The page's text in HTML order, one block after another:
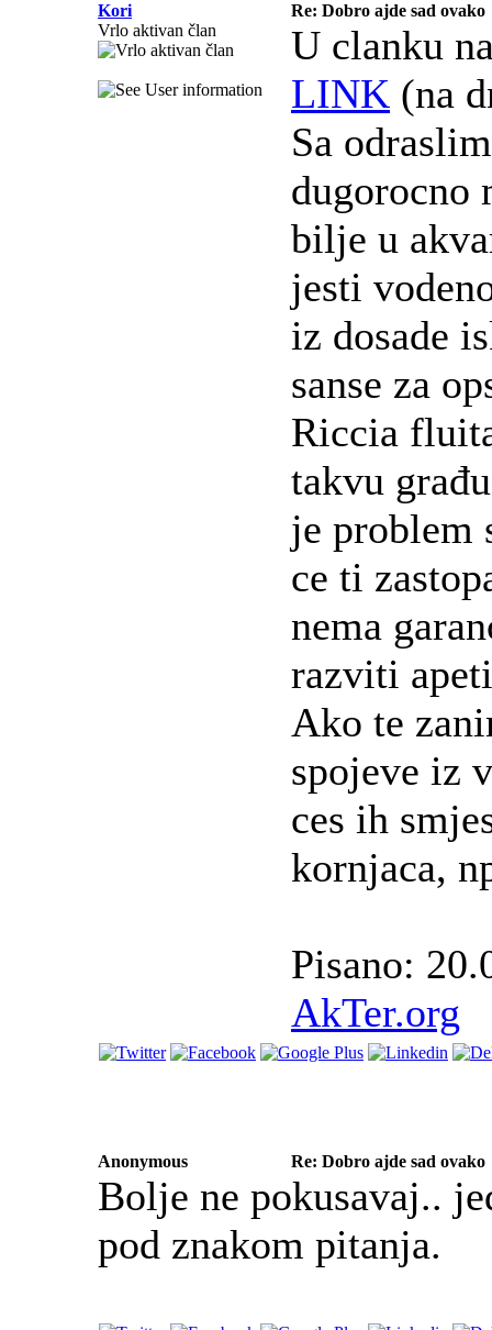
Kori
Re: Dobro ajde sad ovako
Vrlo aktivan član
U clanku
LINK (na
Sa
dugorocno
bilje u
jesti
iz dosade
sanse za
Riccia
takvu
je problem
ce ti
nema
razviti
Ako te
spojeve iz
ces ih
kornjaca,
Pisano:
AkTer.org
Anonymous Re: Dobro ajde sad ovako
Bolje ne pokusavaj..
pod znakom pitanja.